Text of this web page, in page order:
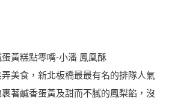
黃糕點零嘴-小潘 鳳凰酥
美食，新北板橋最最有名的排隊人氣
著鹹香蛋黃及甜而不膩的鳳梨餡，沒